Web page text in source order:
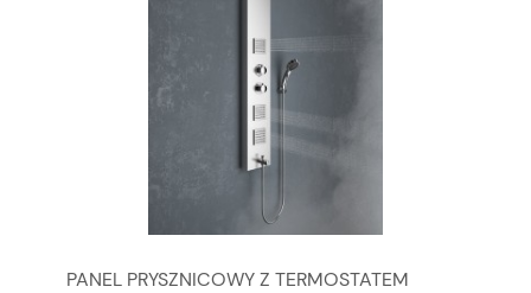
PANEL PRYSZNICOWY Z TERMOSTATEM